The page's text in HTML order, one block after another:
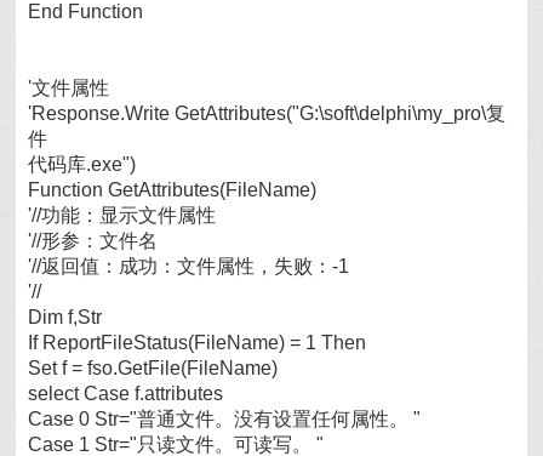
End Function
'文件属性
'Response.Write GetAttributes("G:\soft\delphi\my_pro\复
件
代码库.exe")
Function GetAttributes(FileName)
'//功能：显示文件属性
'//形参：文件名
'//返回值：成功：文件属性，失败：-1
'//
Dim f,Str
If ReportFileStatus(FileName) = 1 Then
Set f = fso.GetFile(FileName)
select Case f.attributes
Case 0 Str="普通文件。没有设置任何属性。 "
Case 1 Str="只读文件。可读写。 "